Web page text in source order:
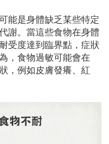
能是身體缺乏某些特定
謝。當這些食物在身體
受度達到臨界點，症狀
，食物過敏可能會在
，例如皮膚發癢、紅